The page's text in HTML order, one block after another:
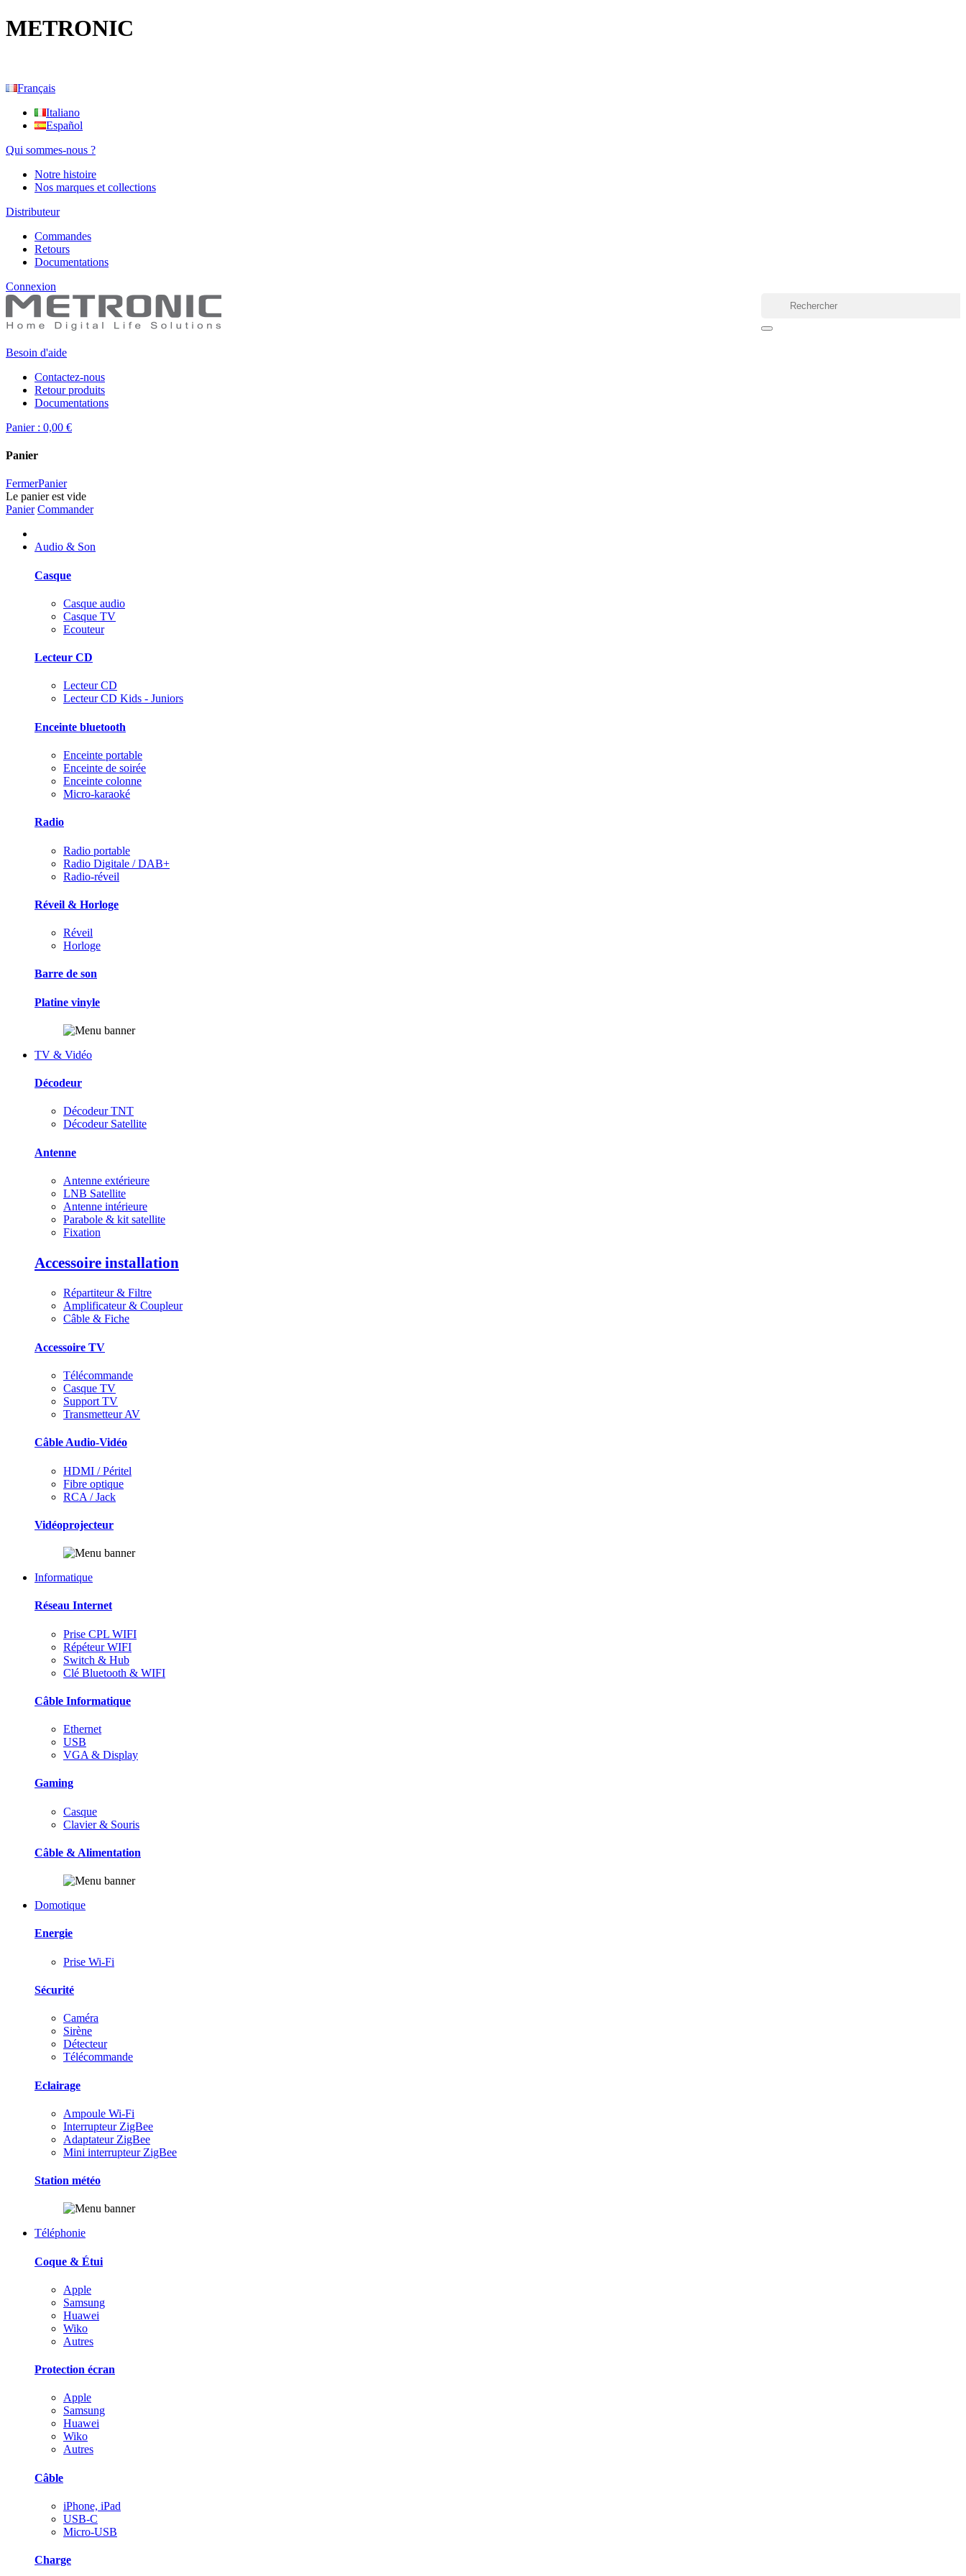
METRONIC
Français
Italiano
Español
Qui sommes-nous ?
Notre histoire
Nos marques et collections
Distributeur
Commandes
Retours
Documentations
Connexion
Besoin d'aide
Contactez-nous
Retour produits
Documentations
Panier : 0,00 €
Panier
FermerPanier
Le panier est vide
Panier Commander
Audio & Son
Casque
Casque audio
Casque TV
Ecouteur
Lecteur CD
Lecteur CD
Lecteur CD Kids - Juniors
Enceinte bluetooth
Enceinte portable
Enceinte de soirée
Enceinte colonne
Micro-karaoké
Radio
Radio portable
Radio Digitale / DAB+
Radio-réveil
Réveil & Horloge
Réveil
Horloge
Barre de son
Platine vinyle
TV & Vidéo
Décodeur
Décodeur TNT
Décodeur Satellite
Antenne
Antenne extérieure
LNB Satellite
Antenne intérieure
Parabole & kit satellite
Fixation
Accessoire installation
Répartiteur & Filtre
Amplificateur & Coupleur
Câble & Fiche
Accessoire TV
Télécommande
Casque TV
Support TV
Transmetteur AV
Câble Audio-Vidéo
HDMI / Péritel
Fibre optique
RCA / Jack
Vidéoprojecteur
Informatique
Réseau Internet
Prise CPL WIFI
Répéteur WIFI
Switch & Hub
Clé Bluetooth & WIFI
Câble Informatique
Ethernet
USB
VGA & Display
Gaming
Casque
Clavier & Souris
Câble & Alimentation
Domotique
Energie
Prise Wi-Fi
Sécurité
Caméra
Sirène
Détecteur
Télécommande
Eclairage
Ampoule Wi-Fi
Interrupteur ZigBee
Adaptateur ZigBee
Mini interrupteur ZigBee
Station météo
Téléphonie
Coque & Étui
Apple
Samsung
Huawei
Wiko
Autres
Protection écran
Apple
Samsung
Huawei
Wiko
Autres
Câble
iPhone, iPad
USB-C
Micro-USB
Charge